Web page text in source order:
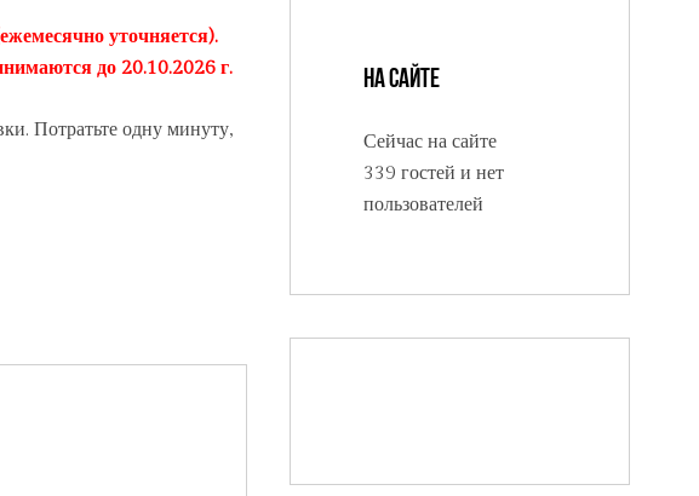
уточняется).
до 20.10.2026 г.
Потратьте одну минуту,
На сайте
Сейчас на сайте
339 гостей и нет
пользователей